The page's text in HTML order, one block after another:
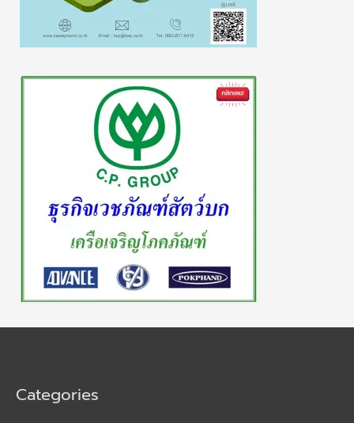
Categories